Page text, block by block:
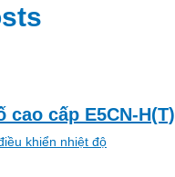
cao cấp E5CN-H(T)
khiển nhiệt độ